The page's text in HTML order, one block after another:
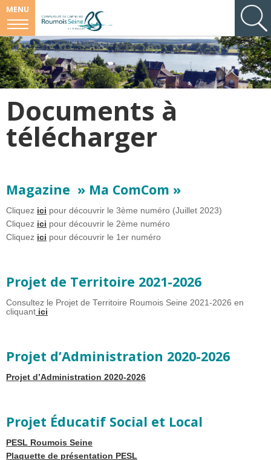
MENU
Documents à
télécharger
Magazine » Ma ComCom »
Cliquez ici pour découvrir le 3ème numéro (Juillet 2023)
Cliquez ici pour découvrir le 2ème numéro
Cliquez ici pour découvrir le 1er numéro
Projet de Territoire 2021-2026
Consultez le Projet de Territoire Roumois Seine 2021-2026 en
cliquant ici
Projet d’Administration 2020-2026
Projet d’Administration 2020-2026
Projet Éducatif Social et Local
PESL Roumois Seine
Plaquette de présentation PESL